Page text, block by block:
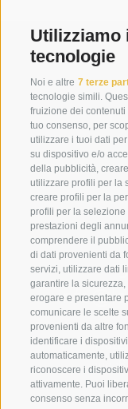
Utilizziamo
tecnologie
Noi e altre 7 terze
tecnologie simili.
fruizione dei
tuo consenso, per
utilizzare i tuoi dati
su dispositivo e/o
della pubblicità,
utilizzare profili per la
creare profili per la
profili per la
prestazioni degli
comprendere il
di dati provenienti da
servizi, utilizzare dati
garantire la
erogare e presentare
comunicare le scelte
provenienti da altre
identificare i
automaticamente,
riconoscere i
attivamente. Puoi
consenso senza